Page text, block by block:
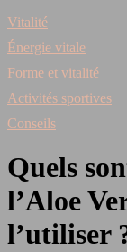
Vitalité
Énergie vitale
Forme et vitalité
Activités sportives
Conseils
Quels
l’Aloe
l’utiliser